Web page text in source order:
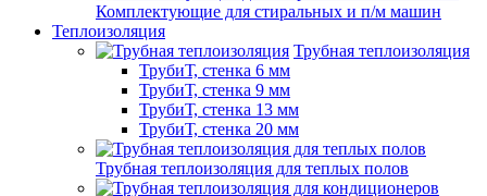
Комплектующие для стиральных и п/м машин
Теплоизоляция
Трубная теплоизоляция
ТрубиТ, стенка 6 мм
ТрубиТ, стенка 9 мм
ТрубиТ, стенка 13 мм
ТрубиТ, стенка 20 мм
Трубная теплоизоляция для теплых полов